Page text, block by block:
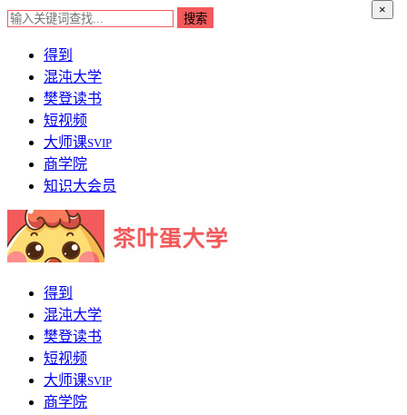
×
得到
混沌大学
樊登读书
短视频
大师课SVIP
商学院
知识大会员
得到
混沌大学
樊登读书
短视频
大师课SVIP
商学院